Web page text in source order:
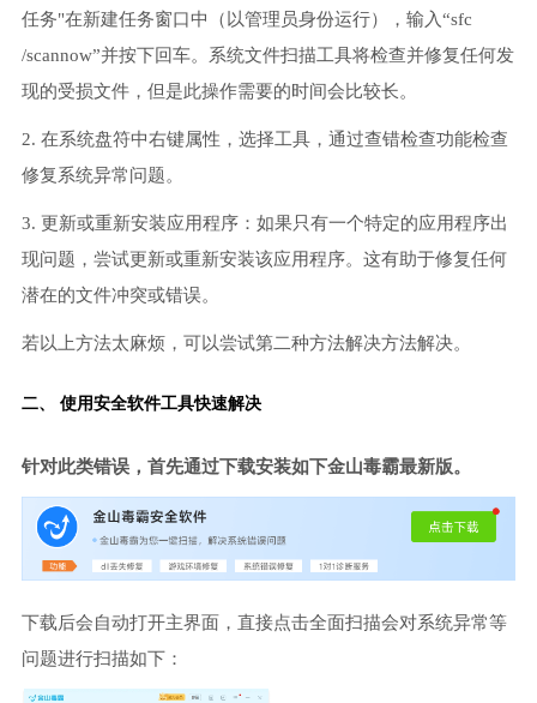
任务"在新建任务窗口中（以管理员身份运行），输入“sfc
/scannow”并按下回车。系统文件扫描工具将检查并修复任何发
现的受损文件，但是此操作需要的时间会比较长。
2. 在系统盘符中右键属性，选择工具，通过查错检查功能检查
修复系统异常问题。
3. 更新或重新安装应用程序：如果只有一个特定的应用程序出
现问题，尝试更新或重新安装该应用程序。这有助于修复任何
潜在的文件冲突或错误。
若以上方法太麻烦，可以尝试第二种方法解决方法解决。
二、 使用安全软件工具快速解决
针对此类错误，首先通过下载安装如下金山毒霸最新版。
下载后会自动打开主界面，直接点击全面扫描会对系统异常等
问题进行扫描如下：